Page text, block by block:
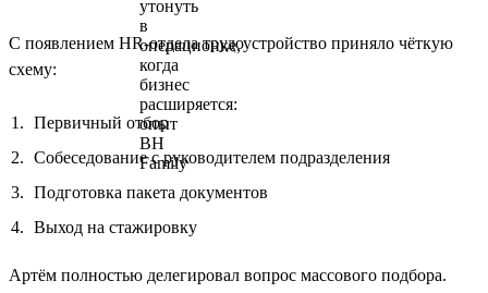
С появлением HR-отдела трудоустройство приняло чёткую
схему:
Первичный отбор
Собеседование с руководителем подразделения
Подготовка пакета документов
Выход на стажировку
Артём полностью делегировал вопрос массового подбора.